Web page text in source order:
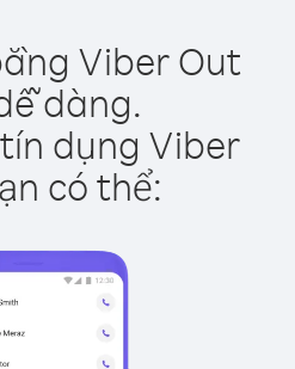
Viber Out
dàng.
dụng Viber
có thể: